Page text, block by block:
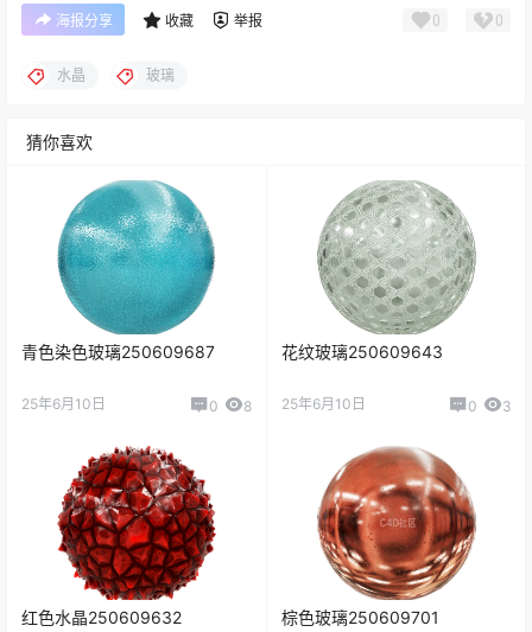
海报分享 收藏 举报 0 0
水晶 玻璃
猜你喜欢
青色染色玻璃250609687
25年6月10日 0 8
花纹玻璃250609643
25年6月10日 0 3
红色水晶250609632 棕色玻璃250609701